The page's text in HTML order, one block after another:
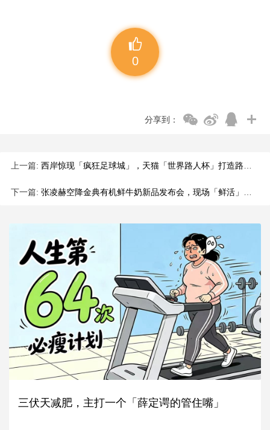
0
分享到：
上一篇: 西岸惊现「疯狂足球城」，天猫「世界路人杯」打造路人主场
下一篇: 张凌赫空降金典有机鲜牛奶新品发布会，现场「鲜活」氛围夯爆啦
三伏天减肥，主打一个「薛定谔的管住嘴」